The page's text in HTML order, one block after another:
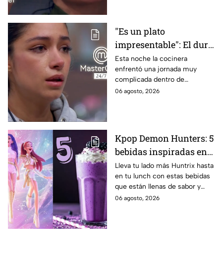
"Es un plato
impresentable": El duro
regaño que hizo llorar a
Michelle dentro de
MasterChef 24/7
Esta noche la cocinera
enfrentó una jornada muy
complicada dentro de
MasterChef 24/7.
06 agosto, 2026
Kpop Demon Hunters: 5
bebidas inspiradas en
las guerreras Huntrix
para llevar a la escuela
este regreso a clases
2026; son saludables y
Lleva tu lado más Huntrix hasta
en tu lunch con estas bebidas
que están llenas de sabor y
frescura.
06 agosto, 2026